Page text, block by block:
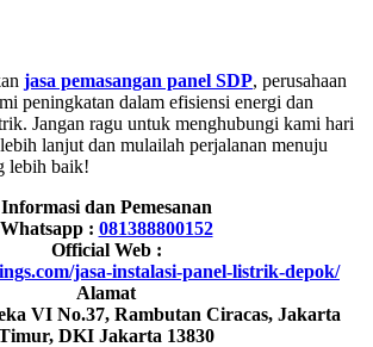
jasa pemasangan panel SDP, perusahaan
peningkatan dalam efisiensi energi dan
Jangan ragu untuk menghubungi kami hari
lanjut dan mulailah perjalanan menuju
lebih baik!
Informasi dan Pemesanan
Whatsapp : 081388800152
Official Web :
jasa-instalasi-panel-listrik-depok/
Alamat
VI No.37, Rambutan Ciracas, Jakarta
DKI Jakarta 13830